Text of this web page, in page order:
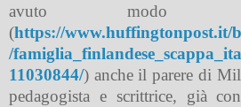
avuto modo
(https://www.huffingtonpost.it/
/
11030844/) anche il parere di
pedagogista e scrittrice, già